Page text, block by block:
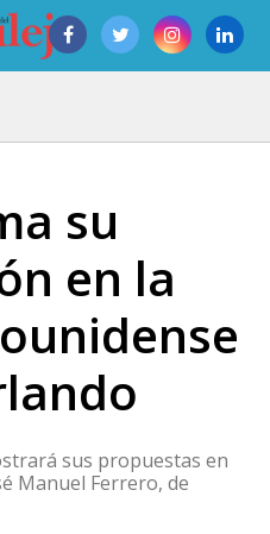
su
en la
sus propuestas en
Manuel Ferrero, de